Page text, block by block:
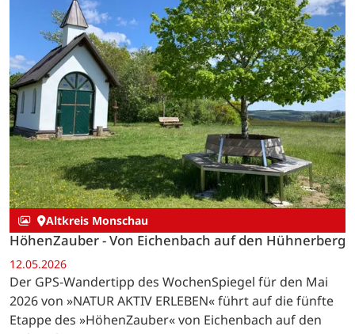
Altkreis Monschau
HöhenZauber - Von Eichenbach auf den Hühnerberg
12.05.2026
Der GPS-Wandertipp des WochenSpiegel für den Mai
2026 von »NATUR AKTIV ERLEBEN« führt auf die fünfte
Etappe des »HöhenZauber« von Eichenbach auf den